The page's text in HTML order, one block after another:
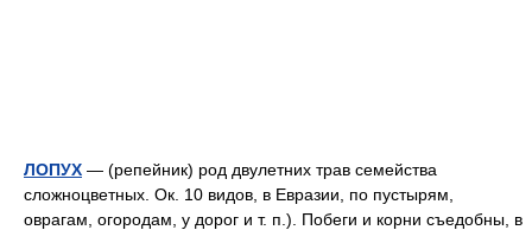
ЛОПУХ — (репейник) род двулетних трав семейства
сложноцветных. Ок. 10 видов, в Евразии, по пустырям,
оврагам, огородам, у дорог и т. п.). Побеги и корни съедобны, в